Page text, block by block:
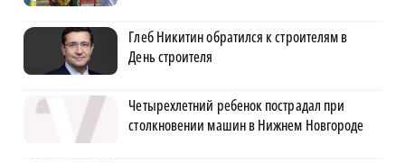
Глеб Никитин обратился к строителям в
День строителя
Четырехлетний ребенок пострадал при
столкновении машин в Нижнем Новгороде